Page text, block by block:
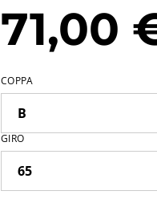
71,00
COPPA
GIRO